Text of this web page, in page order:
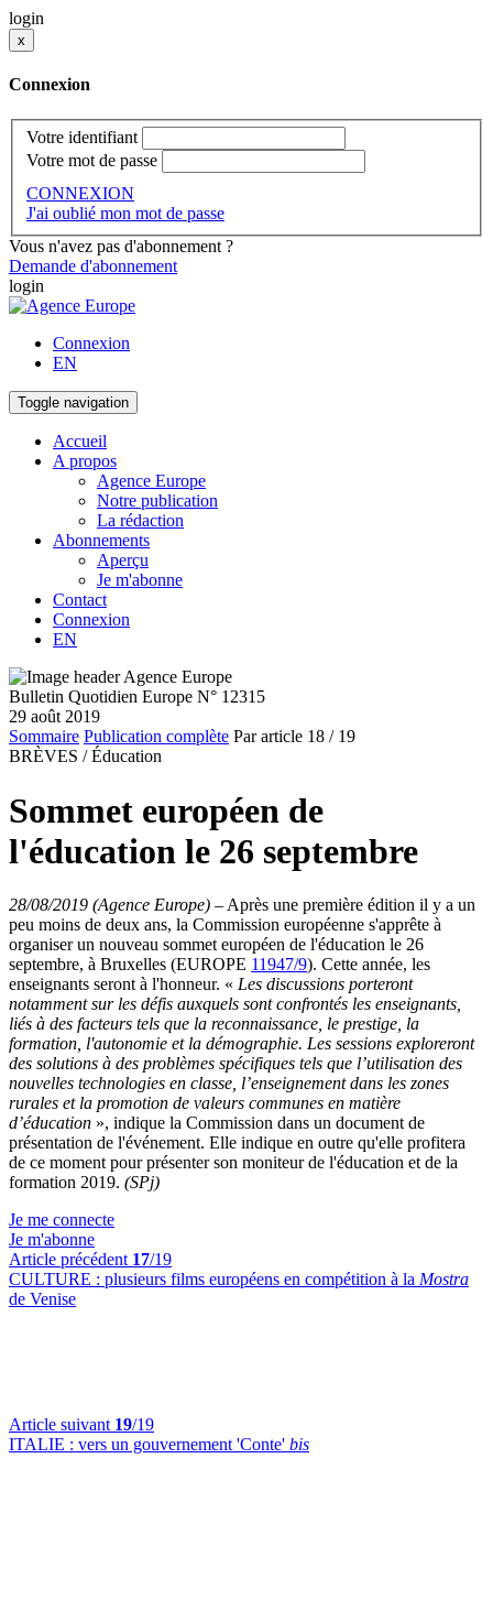
login
x
Connexion
Votre identifiant
Votre mot de passe
CONNEXION
J'ai oublié mon mot de passe
Vous n'avez pas d'abonnement ?
Demande d'abonnement
login
Connexion
EN
Toggle navigation
Accueil
A propos
Agence Europe
Notre publication
La rédaction
Abonnements
Aperçu
Je m'abonne
Contact
Connexion
EN
Bulletin Quotidien Europe N° 12315
29 août 2019
Sommaire Publication complète Par article 18 / 19
BRÈVES / Éducation
Sommet européen de
l'éducation le 26 septembre
28/08/2019 (Agence Europe) – Après une première édition il y a un
peu moins de deux ans, la Commission européenne s'apprête à
organiser un nouveau sommet européen de l'éducation le 26
septembre, à Bruxelles (EUROPE 11947/9). Cette année, les
enseignants seront à l'honneur. « Les discussions porteront
notamment sur les défis auxquels sont confrontés les enseignants,
liés à des facteurs tels que la reconnaissance, le prestige, la
formation, l'autonomie et la démographie. Les sessions exploreront
des solutions à des problèmes spécifiques tels que l’utilisation des
nouvelles technologies en classe, l’enseignement dans les zones
rurales et la promotion de valeurs communes en matière
d’éducation », indique la Commission dans un document de
présentation de l'événement. Elle indique en outre qu'elle profitera
de ce moment pour présenter son moniteur de l'éducation et de la
formation 2019. (SPj)
Je me connecte
Je m'abonne
Article précédent 17/19
CULTURE : plusieurs films européens en compétition à la Mostra
de Venise
Article suivant 19/19
ITALIE : vers un gouvernement 'Conte' bis